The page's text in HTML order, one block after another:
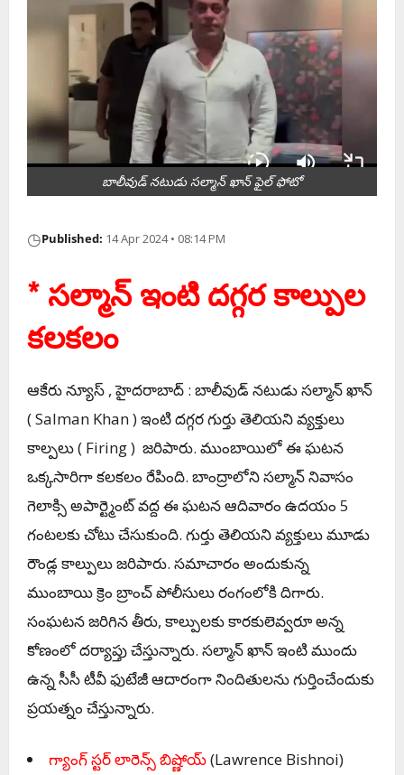
బాలీవుడ్ న‌టుడు స‌ల్మాన్ ఖాన్ ఫైల్ ఫోటో
◷Published: 14 Apr 2024 • 08:14 PM
* స‌ల్మాన్ ఇంటి ద‌గ్గ‌ర కాల్పుల
క‌ల‌క‌లం
ఆకేరు న్యూస్ , హైద‌రాబాద్ : బాలీవుడ్ న‌టుడు స‌ల్మాన్ ఖాన్
( Salman Khan ) ఇంటి ద‌గ్గ‌ర గుర్తు తెలియ‌ని వ్యక్తులు
కాల్ప‌లు ( Firing ) జ‌రిపారు. ముంబాయిలో ఈ ఘ‌ట‌న
ఒక్క‌సారిగా క‌ల‌క‌లం రేపింది. బాంద్రాలోని స‌ల్మాన్ నివాసం
గెలాక్సి అపార్ట్మెంట్ వ‌ద్ద ఈ ఘ‌ట‌న ఆదివారం ఉద‌యం 5
గంట‌ల‌కు చోటు చేసుకుంది. గుర్తు తెలియ‌ని వ్య‌క్తులు మూడు
రౌండ్ల కాల్పులు జ‌రిపారు. స‌మాచారం అందుకున్న
ముంబాయి క్రెం బ్రాంచ్ పోలీసులు రంగంలోకి దిగారు.
సంఘ‌ట‌న జ‌రిగిన తీరు, కాల్పుల‌కు కార‌కులెవ్వ‌రూ అన్న
కోణంలో ద‌ర్యాప్తు చేస్తున్నారు. స‌ల్మాన్ ఖాన్ ఇంటి ముందు
ఉన్న సీసీ టీవీ ఫుటేజీ ఆదారంగా నిందితుల‌ను గుర్తించేందుకు
ప్ర‌య‌త్నం చేస్తున్నారు.
గ్యాంగ్ స్ట‌ర్ లారెన్స్ బిష్ణోయ్(Lawrence Bishnoi)